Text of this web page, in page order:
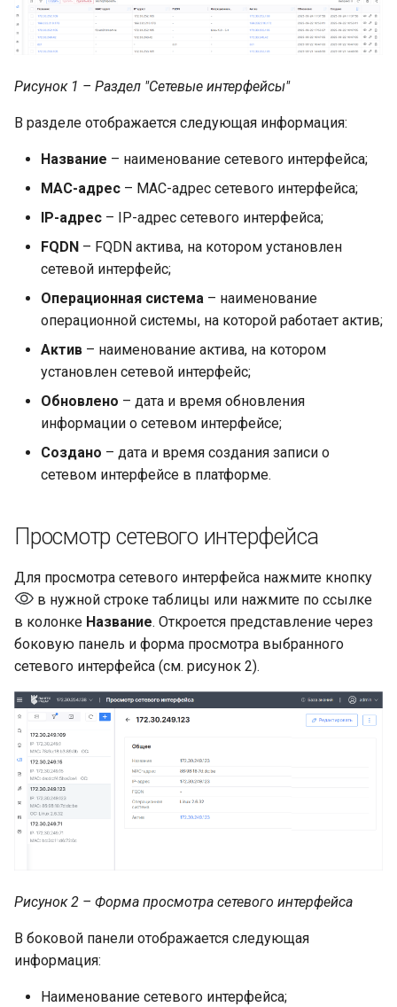
Настройка конфигурации
производительности
Локальные сети
Параметры сервисов
Проверка работы
Изменение
Радар
Платформы Радар
Настройка платформы
работы в DNS
инфраструктуре
платформой
Возможные проблемы
эксплуатации
пользователям
сообщений и действий
пользователей
Рисунок 1 – Раздел "Сетевые интерфейсы"
В разделе отображается следующая информация:
Название – наименование сетевого интерфейса;
MAC-адрес – MAC-адрес сетевого интерфейса;
IP-адрес – IP-адрес сетевого интерфейса;
FQDN – FQDN актива, на котором установлен
сетевой интерфейс;
Операционная система – наименование
операционной системы, на которой работает актив;
Актив – наименование актива, на котором
установлен сетевой интерфейс;
Обновлено – дата и время обновления
информации о сетевом интерфейсе;
Создано – дата и время создания записи о
сетевом интерфейсе в платформе.
Просмотр сетевого интерфейса
Для просмотра сетевого интерфейса нажмите кнопку
в нужной строке таблицы или нажмите по ссылке
в колонке Название. Откроется представление через
боковую панель и форма просмотра выбранного
сетевого интерфейса (см. рисунок 2).
Рисунок 2 – Форма просмотра сетевого интерфейса
В боковой панели отображается следующая
информация:
Наименование сетевого интерфейса;